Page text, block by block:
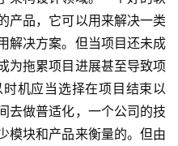
产品，它可以用来解决一类
解决方案。但当项目还未成
为拖累项目进展甚至导致项
机应当选择在项目结束以
去做普适化，一个公司的技
模块和产品来衡量的。但由